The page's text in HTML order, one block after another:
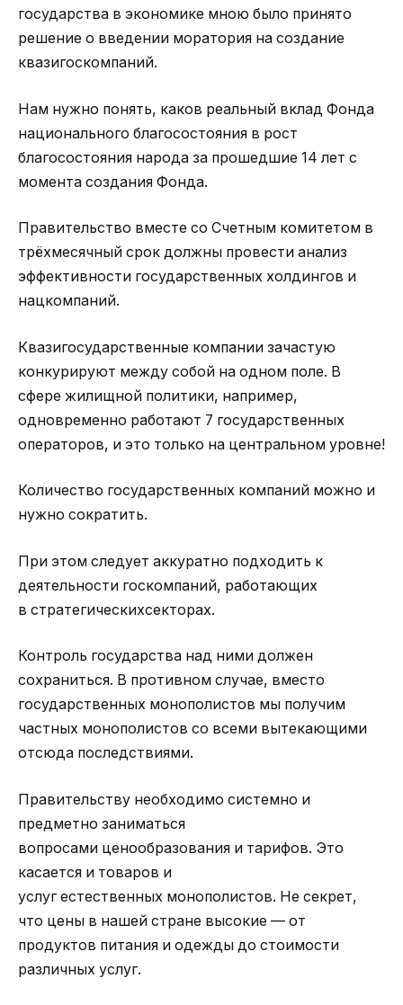
государства в экономике мною было принято
решение о введении моратория на создание
квазигоскомпаний.
Нам нужно понять, каков реальный вклад Фонда
национального благосостояния в рост
благосостояния народа за прошедшие 14 лет с
момента создания Фонда.
Правительство вместе со Счетным комитетом в
трёхмесячный срок должны провести анализ
эффективности государственных холдингов и
нацкомпаний.
Квазигосударственные компании зачастую
конкурируют между собой на одном поле. В
сфере жилищной политики, например,
одновременно работают 7 государственных
операторов, и это только на центральном уровне!
Количество государственных компаний можно и
нужно сократить.
При этом следует аккуратно подходить к
деятельности госкомпаний, работающих
в стратегическихсекторах.
Контроль государства над ними должен
сохраниться. В противном случае, вместо
государственных монополистов мы получим
частных монополистов со всеми вытекающими
отсюда последствиями.
Правительству необходимо системно и
предметно заниматься
вопросами ценообразования и тарифов. Это
касается и товаров и
услуг естественных монополистов. Не секрет,
что цены в нашей стране высокие — от
продуктов питания и одежды до стоимости
различных услуг.